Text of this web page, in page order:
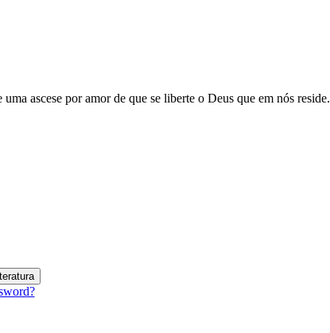
ascese por amor de que se liberte o Deus que em nós reside.